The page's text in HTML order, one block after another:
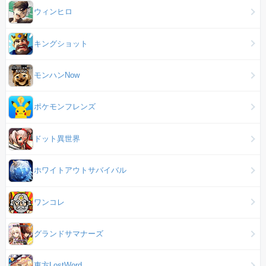
ウィンヒロ
キングショット
モンハンNow
ポケモンフレンズ
ドット異世界
ホワイトアウトサバイバル
ワンコレ
グランドサマナーズ